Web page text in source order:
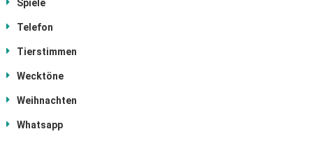
Spiele
Telefon
Tierstimmen
Wecktöne
Weihnachten
Whatsapp